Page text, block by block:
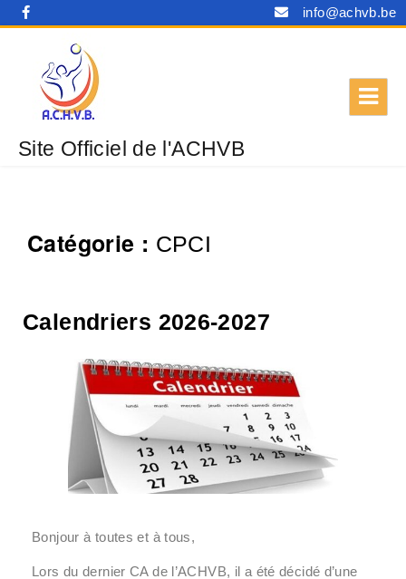
info@achvb.be
Site Officiel de l'ACHVB
Catégorie : CPCI
Calendriers 2026-2027
Bonjour à toutes et à tous,
Lors du dernier CA de l’ACHVB, il a été décidé d’une